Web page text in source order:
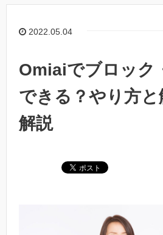
2022.05.04
Omiaiでブロック
できる？やり方と
解説